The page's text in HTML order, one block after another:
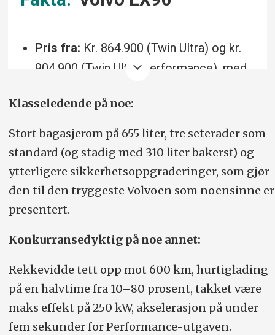
Pris fra: Kr. 864.900 (Twin Ultra) og kr.
904.900 (Twin Ultra Performance), med
merverdiavgift og eventuelle nye
avgifter.Abonnement:Kr. 12.190 (36
mnd binding) og kr. 14.090 (3 md
binding), kr. 12.690 eller kr. 14.590
(Performance).
Antatt utleveringstart:
2024.
EX90 Twin Ultra:
Rekkevidde 585 km,
forbruk 20.9 kWt/100 km, batteri 107
kWt (netto), motoreffekt 300 kW,
dreiemoment 770 Nm, 408 hk, 0–100
Klasseledende på noe:
Stort bagasjerom på 655 liter, tre seterader som
standard (og stadig med 310 liter bakerst) og
ytterligere sikkerhets­oppgraderinger, som gjør
den til den tryggeste Volvoen som noensinne er
presentert.
Konkurransedyktig på noe annet:
Rekkevidde tett opp mot 600 km, hurtiglading
på en halvtime fra 10–80 prosent, takket være
maks effekt på 250 kW, akselerasjon på under
fem sekunder for Performance-utgaven.